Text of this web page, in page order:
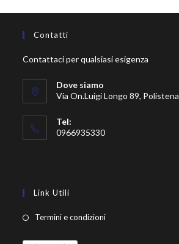
Contatti
Contattaci per qualsiasi esigenza
Dove siamo
Via On.Luigi Longo 89, Polistena
Tel:
0966935330
Link Utili
Termini e condizioni